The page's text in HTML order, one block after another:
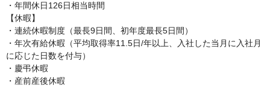
・年間休日126日相当時間
【休暇】
・連続休暇制度（最長9日間、初年度最長5日間）
・年次有給休暇（平均取得率11.5日/年以上、入社した当月に入社月
に応じた日数を付与）
・慶弔休暇
・産前産後休暇